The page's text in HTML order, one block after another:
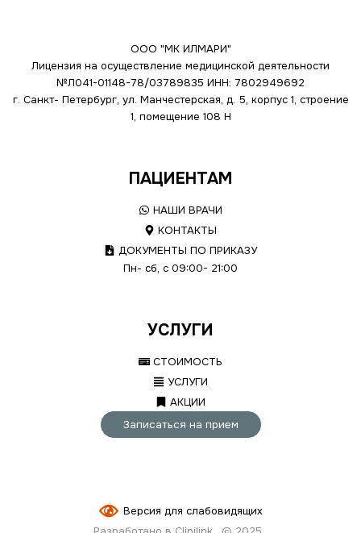
ООО "МК ИЛМАРИ"
Лицензия на осуществление медицинской деятельности
№Л041-01148-78/03789835 ИНН: 7802949692
г. Санкт- Петербург, ул. Манчестерская, д. 5, корпус 1, строение
1, помещение 108 Н
ПАЦИЕНТАМ
НАШИ ВРАЧИ
КОНТАКТЫ
ДОКУМЕНТЫ ПО ПРИКАЗУ
Пн- сб, с 09:00- 21:00
УСЛУГИ
СТОИМОСТЬ
УСЛУГИ
АКЦИИ
Записаться на прием
Версия для слабовидящих